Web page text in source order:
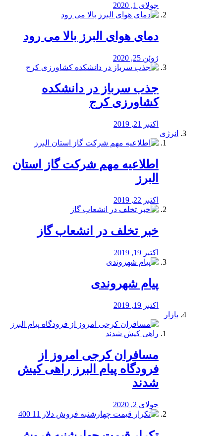
جولای 1, 2020
دمای هوای البرز بالا می رود
ژوئن 25, 2020
جذب سرباز در دانشکده
کشاورزی کرج
اکتبر 21, 2019
انرژی
️اطلاعیه مهم شرکت گاز استان
البرز
اکتبر 22, 2019
خبر تخلف در انشعاب گاز
اکتبر 19, 2019
پیام شهروندی
اکتبر 19, 2019
بازار
مسافران کرجی امروز از
فرودگاه پیام البرز راهی کیش
شدند
جولای 2, 2020